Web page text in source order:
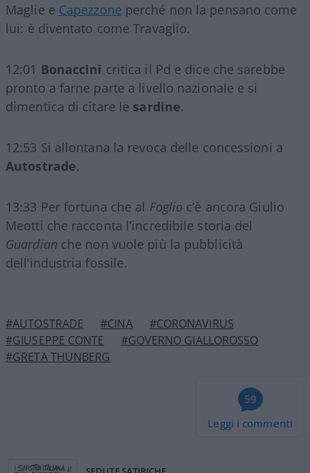
Maglie e Capezzone perché non la pensano come
lui: è diventato come Travaglio.
12:01 Bonaccini critica il Pd e dice che sarebbe
pronto a farne parte a livello nazionale e si
dimentica di citare le sardine.
12:53 Si allontana la revoca delle concessioni a
Autostrade.
13:33 Per fortuna che al Foglio c’è ancora Giulio
Meotti che racconta l’incredibile storia del
Guardian che non vuole più la pubblicità
dell’industria fossile.
#AUTOSTRADE #CINA
#CORONAVIRUS
#GIUSEPPE CONTE
#GOVERNO GIALLOROSSO
#GRETA THUNBERG
59
Leggi i commenti